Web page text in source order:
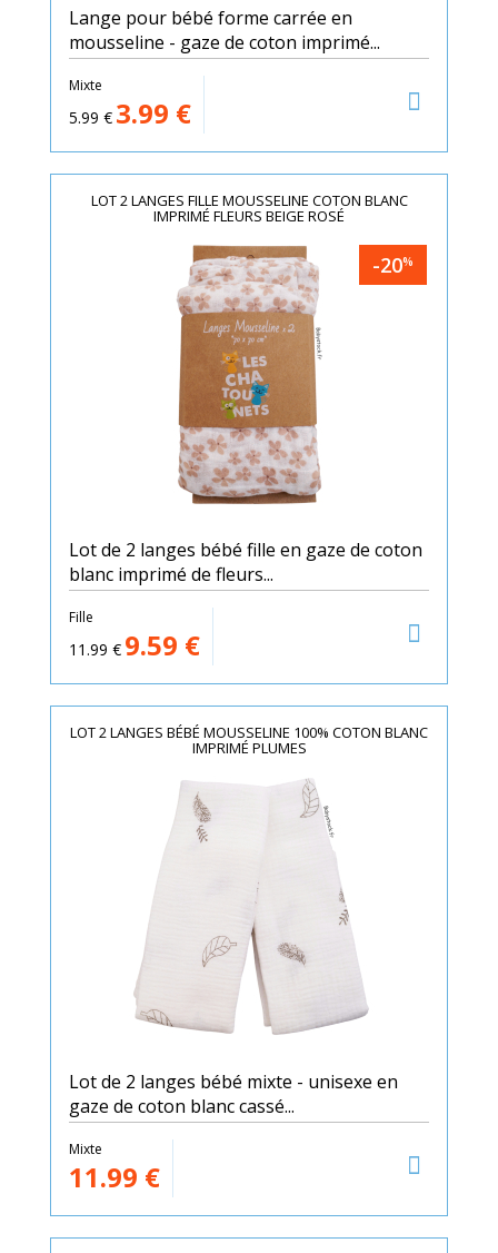
Lange pour bébé forme carrée en
mousseline - gaze de coton imprimé...
Mixte
5.99 € 3.99 €
LOT 2 LANGES FILLE MOUSSELINE COTON BLANC
IMPRIMÉ FLEURS BEIGE ROSÉ
-20%
Lot de 2 langes bébé fille en gaze de coton
blanc imprimé de fleurs...
Fille
11.99 € 9.59 €
LOT 2 LANGES BÉBÉ MOUSSELINE 100% COTON BLANC
IMPRIMÉ PLUMES
Lot de 2 langes bébé mixte - unisexe en
gaze de coton blanc cassé...
Mixte
11.99 €